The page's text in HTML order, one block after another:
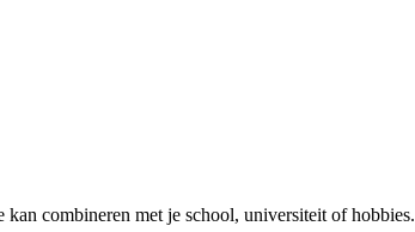
combineren met je school, universiteit of hobbies.